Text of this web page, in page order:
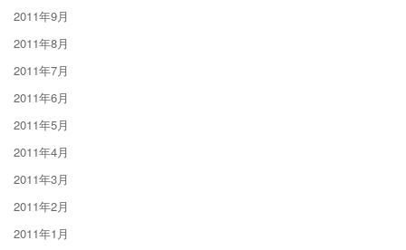
2011年9月
2011年8月
2011年7月
2011年6月
2011年5月
2011年4月
2011年3月
2011年2月
2011年1月